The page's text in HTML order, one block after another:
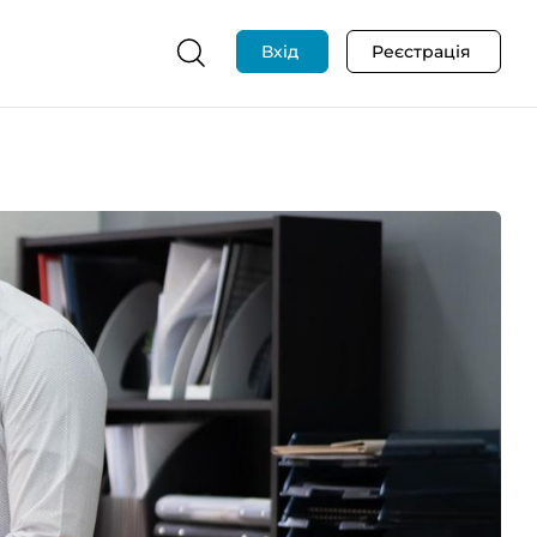
Вхід Реєстрація